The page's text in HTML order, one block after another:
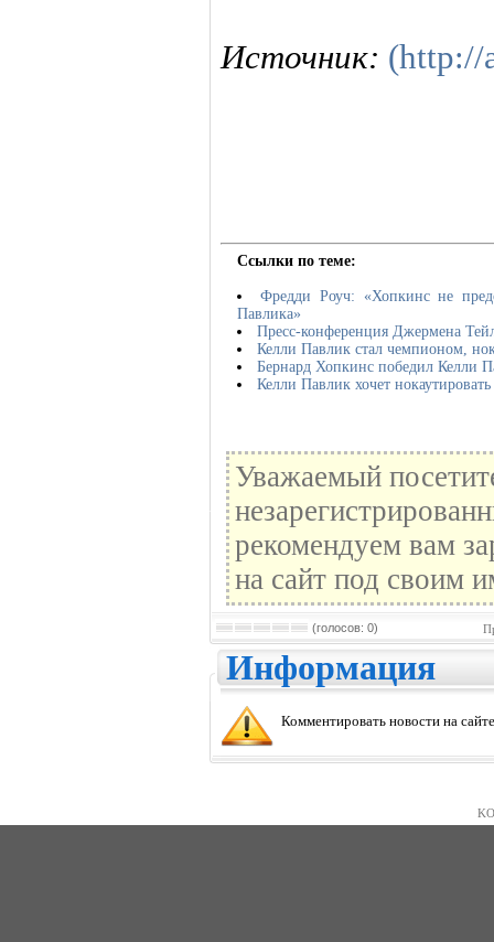
Источник: (http://
Ссылки по теме:
Фредди Роуч: «Хопкинс не
Павлика»
Пресс-конференция Джермена
Келли Павлик стал чемпионом,
Бернард Хопкинс победил Келли
Келли Павлик хочет
Уважаемый
рекомендуем вам
на сайт под своим
(голосов: 0)
Информация
Комментировать новости на